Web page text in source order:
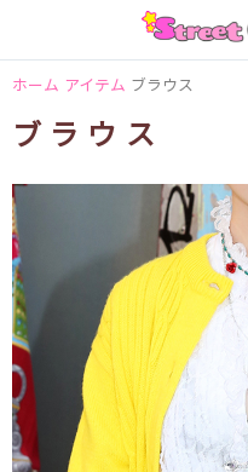
ホーム アイテム ブラウス
ブラウス